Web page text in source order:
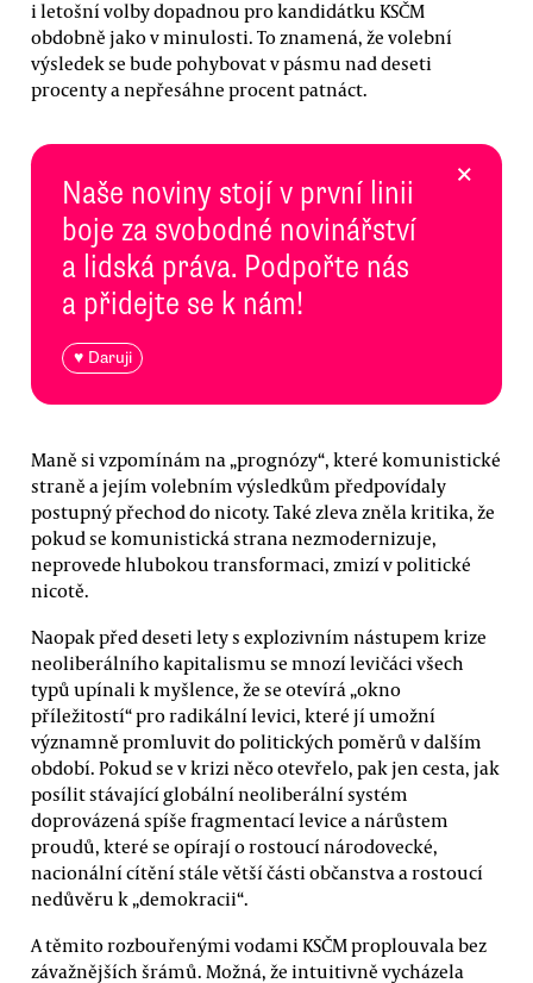
i letošní volby dopadnou pro kandidátku KSČM
obdobně jako v minulosti. To znamená, že volební
výsledek se bude pohybovat v pásmu nad deseti
procenty a nepřesáhne procent patnáct.
Naše noviny stojí v první linii
boje za svobodné novinářství
a lidská práva. Podpořte nás
a přidejte se k nám!
♥ Daruji
×
Maně si vzpomínám na „prognózy“, které komunistické
straně a jejím volebním výsledkům předpovídaly
postupný přechod do nicoty. Také zleva zněla kritika, že
pokud se komunistická strana nezmodernizuje,
neprovede hlubokou transformaci, zmizí v politické
nicotě.
Naopak před deseti lety s explozivním nástupem krize
neoliberálního kapitalismu se mnozí levičáci všech
typů upínali k myšlence, že se otevírá „okno
příležitostí“ pro radikální levici, které jí umožní
významně promluvit do politických poměrů v dalším
období. Pokud se v krizi něco otevřelo, pak jen cesta, jak
posílit stávající globální neoliberální systém
doprovázená spíše fragmentací levice a nárůstem
proudů, které se opírají o rostoucí národovecké,
nacionální cítění stále větší části občanstva a rostoucí
nedůvěru k „demokracii“.
A těmito rozbouřenými vodami KSČM proplouvala bez
závažnějších šrámů. Možná, že intuitivně vycházela